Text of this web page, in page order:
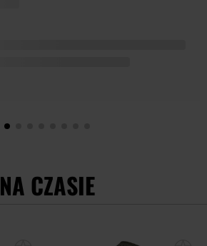
NA CZASIE